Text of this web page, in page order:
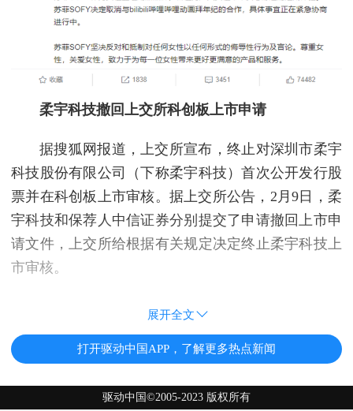
柔宇科技撤回上交所科创板上市申请
据搜狐网报道，上交所宣布，终止对深圳市柔宇
科技股份有限公司（下称柔宇科技）首次公开发行股
票并在科创板上市审核。据上交所公告，2月9日，柔
宇科技和保荐人中信证券分别提交了申请撤回上市申
请文件，上交所给根据有关规定决定终止柔宇科技上
市审核。
展开全文
打开驱动中国APP，了解更多热点新闻
驱动中国©2005-2023 版权所有